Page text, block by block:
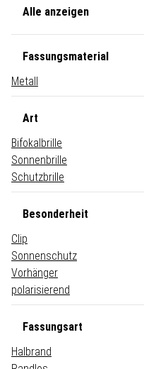
Alle anzeigen
Fassungsmaterial
Metall
Art
Bifokalbrille
Sonnenbrille
Schutzbrille
Besonderheit
Clip
Sonnenschutz
Vorhänger
polarisierend
Fassungsart
Halbrand